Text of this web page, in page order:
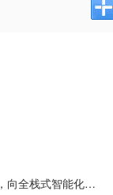
鼎欣科技公司更名：全称变更，证券简称不变，向全栈式智能化服务商升级